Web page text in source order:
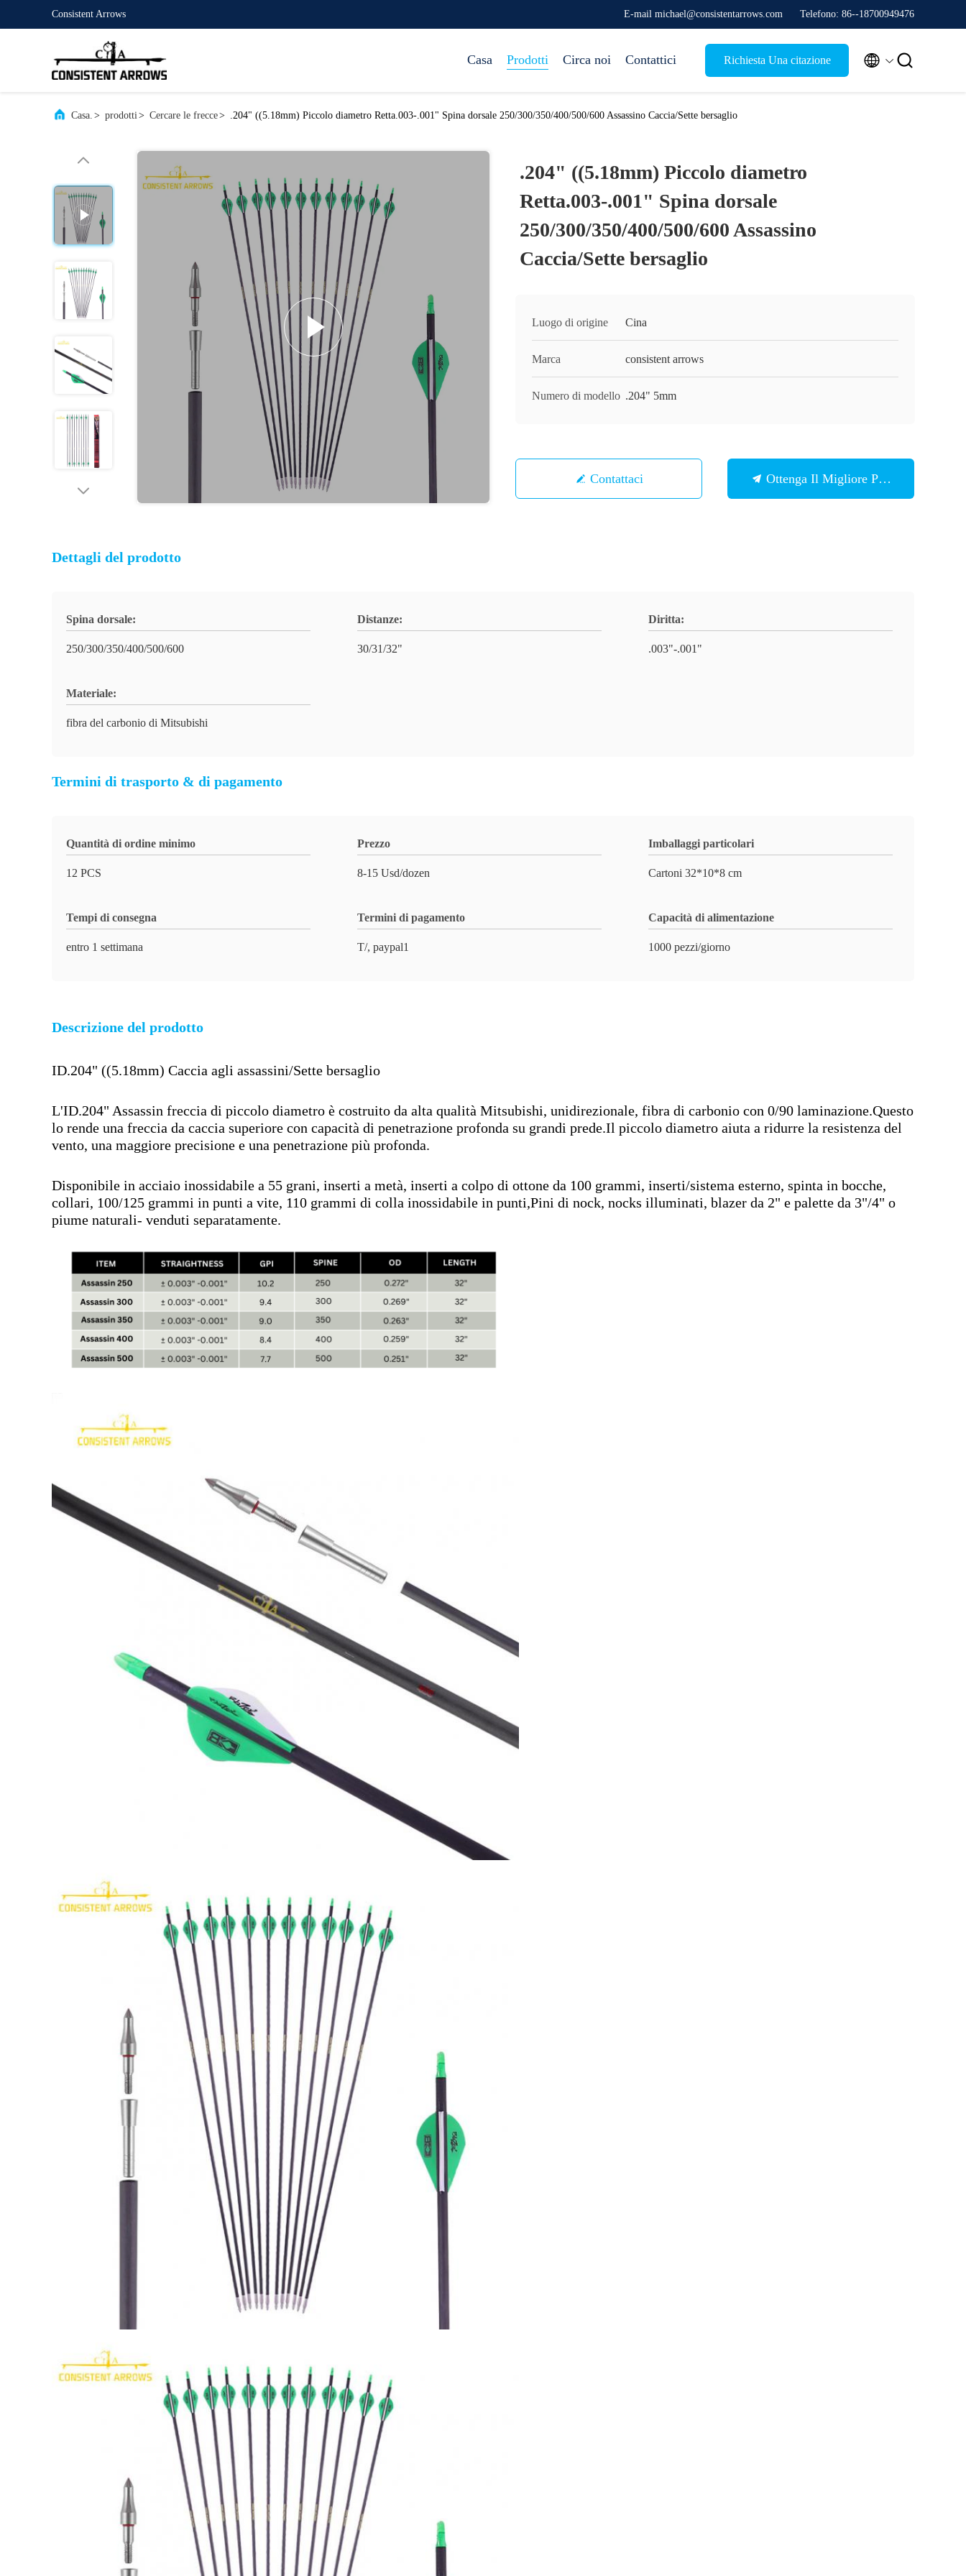
Consistent Arrows E-mail michael@consistentarrows.com Telefono: 86--18700949476
Casa Prodotti Circa noi Contattici Richiesta Una citazione  
Casa. > prodotti> Cercare le frecce> .204" ((5.18mm) Piccolo diametro Retta.003-.001" Spina dorsale 250/300/350/400/500/600 Assassino Caccia/Sette bersaglio
.204" ((5.18mm) Piccolo diametro
Retta.003-.001" Spina dorsale
250/300/350/400/500/600 Assassino
Caccia/Sette bersaglio
Luogo di origine Cina
Marca consistent arrows
Numero di modello .204" 5mm
Contattaci Ottenga Il Migliore Prezzo
Dettagli del prodotto
Spina dorsale:
250/300/350/400/500/600
Distanze:
30/31/32"
Diritta:
.003"-.001"
Materiale:
fibra del carbonio di Mitsubishi
Termini di trasporto & di pagamento
Quantità di ordine minimo
12 PCS
Prezzo
8-15 Usd/dozen
Imballaggi particolari
Cartoni 32*10*8 cm
Tempi di consegna
entro 1 settimana
Termini di pagamento
T/, paypal1
Capacità di alimentazione
1000 pezzi/giorno
Descrizione del prodotto
ID.204" ((5.18mm) Caccia agli assassini/Sette bersaglio
L'ID.204" Assassin freccia di piccolo diametro è costruito da alta qualità Mitsubishi, unidirezionale, fibra di carbonio con 0/90 laminazione.Questo
lo rende una freccia da caccia superiore con capacità di penetrazione profonda su grandi prede.Il piccolo diametro aiuta a ridurre la resistenza del
vento, una maggiore precisione e una penetrazione più profonda.
Disponibile in acciaio inossidabile a 55 grani, inserti a metà, inserti a colpo di ottone da 100 grammi, inserti/sistema esterno, spinta in bocche,
collari, 100/125 grammi in punti a vite, 110 grammi di colla inossidabile in punti,Pini di nock, nocks illuminati, blazer da 2" e palette da 3"/4" o
piume naturali- venduti separatamente.